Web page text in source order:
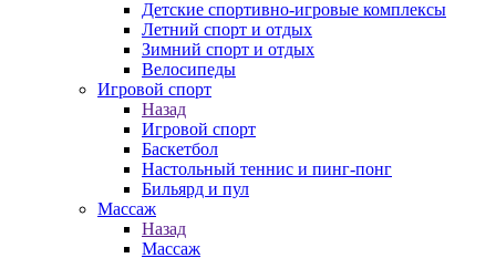
Детские спортивно-игровые комплексы
Летний спорт и отдых
Зимний спорт и отдых
Велосипеды
Игровой спорт
Назад
Игровой спорт
Баскетбол
Настольный теннис и пинг-понг
Бильярд и пул
Массаж
Назад
Массаж